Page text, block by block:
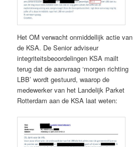
Het OM verwacht onmiddellijk actie van
de KSA. De Senior adviseur
integriteitsbeoordelingen KSA mailt
terug dat de aanvraag ‘morgen richting
LBB’ wordt gestuurd, waarop de
medewerker van het Landelijk Parket
Rotterdam aan de KSA laat weten: